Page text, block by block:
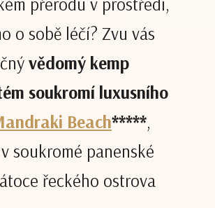
o sobě léčí? Zvu vás
vědomý kemp
soukromí luxusního
Beach*****,
soukromé panenské
řeckého ostrova